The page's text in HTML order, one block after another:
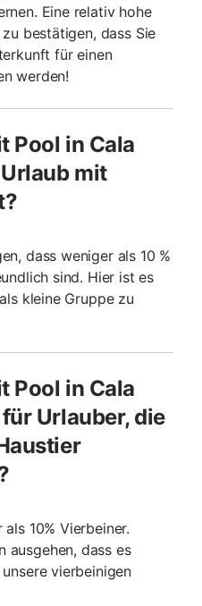
Eine relativ hohe
bestätigen, dass Sie
für einen
werden!
Pool in Cala
mit
dass weniger als 10 %
sind. Hier ist es
kleine Gruppe zu
Pool in Cala
Urlauber, die
10% Vierbeiner.
ausgehen, dass es
vierbeinigen